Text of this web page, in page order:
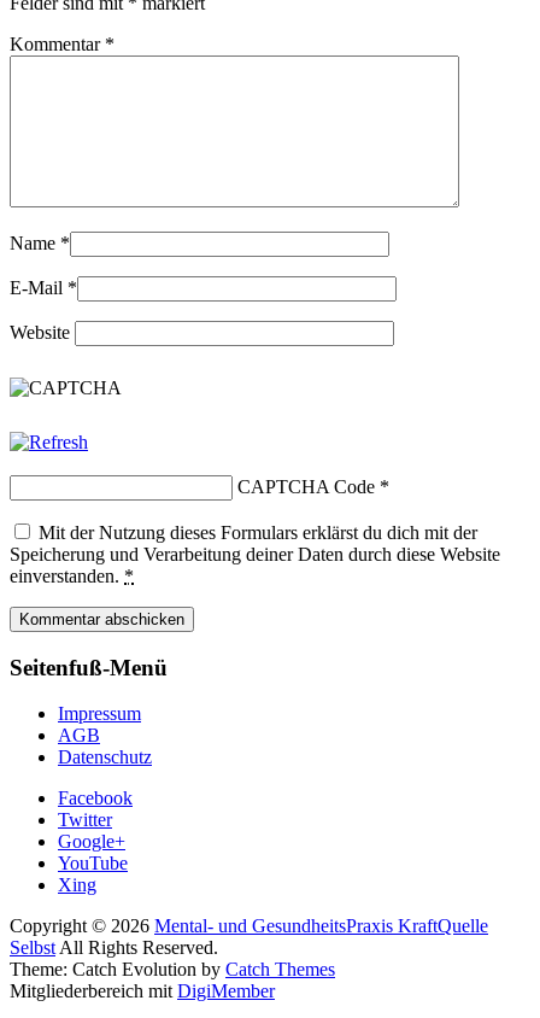
Kommentar *
Name *
E-Mail *
Website
CAPTCHA Code *
Mit der Nutzung dieses Formulars erklärst du dich mit der
Speicherung und Verarbeitung deiner Daten durch diese Website
einverstanden. *
Seitenfuß-Menü
Impressum
AGB
Datenschutz
Facebook
Twitter
Google+
YouTube
Xing
Copyright © 2026 Mental- und GesundheitsPraxis KraftQuelle
Selbst All Rights Reserved.
Theme: Catch Evolution by Catch Themes
Mitgliederbereich mit DigiMember